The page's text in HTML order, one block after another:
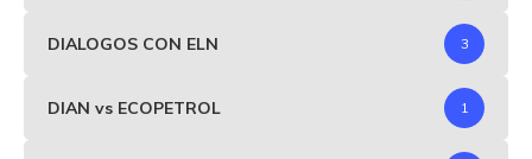
DIALOGOS CON ELN 3
DIAN vs ECOPETROL 1